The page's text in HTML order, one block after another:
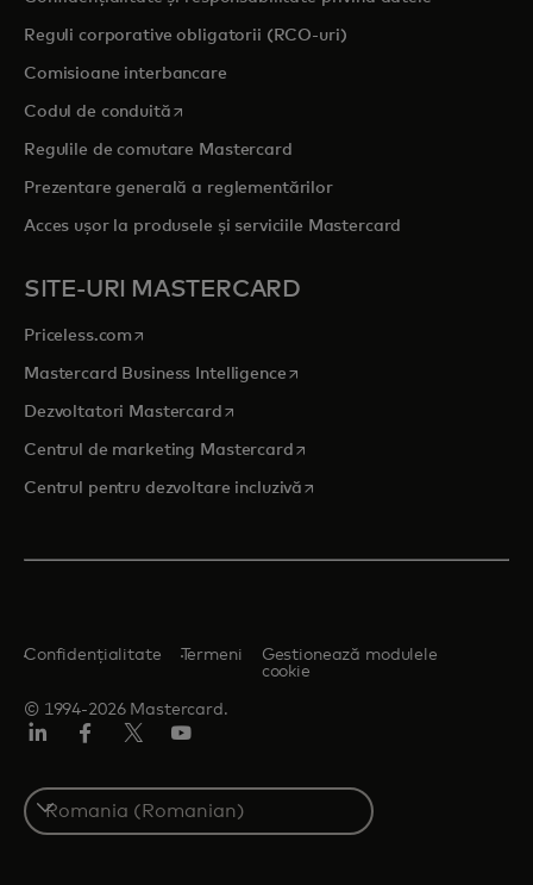
Reguli corporative obligatorii (RCO-uri)
Comisioane interbancare
Codul de conduităopens in a new tab
Regulile de comutare Mastercard
Prezentare generală a reglementărilor
Acces ușor la produsele și serviciile Mastercard
SITE-URI MASTERCARD
Priceless.com opens in a new tab
Mastercard Business Intelligenceopens in a new tab
Dezvoltatori Mastercardopens in a new tab
Centrul de marketing Mastercardopens in a new tab
Centrul pentru dezvoltare incluzivă opens in a new tab
© 1994-2026 Mastercard.
Confidențialitate Termeni
Gestionează modulele
cookie
Select
a
country